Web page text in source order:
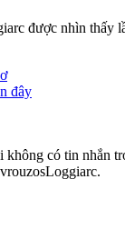
được nhìn thấy
đây
không có tin nhắn